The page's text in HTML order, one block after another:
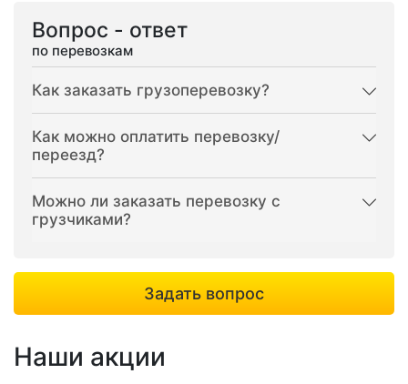
Вопрос - ответ
по перевозкам
Как заказать грузоперевозку?
Как можно оплатить перевозку/
переезд?
Можно ли заказать перевозку с
грузчиками?
Задать вопрос
Наши акции